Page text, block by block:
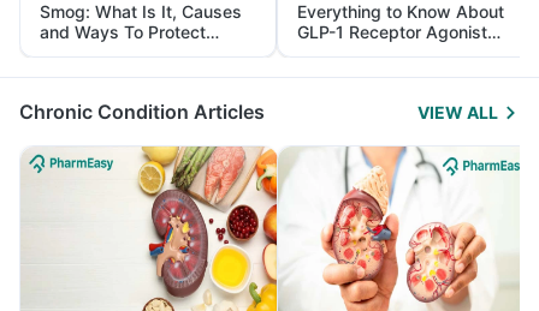
Smog: What Is It, Causes
and Ways To Protect
Yourself From It
Everything to Know About
GLP-1 Receptor Agonist
and Its Role in Weight
Management
Chronic Condition Articles VIEW ALL